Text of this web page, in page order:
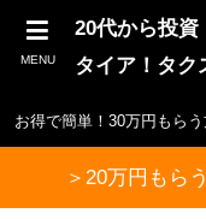
MENU
20代から投資
タイア！タク
お得で簡単！30万円もら
＞20万円もら